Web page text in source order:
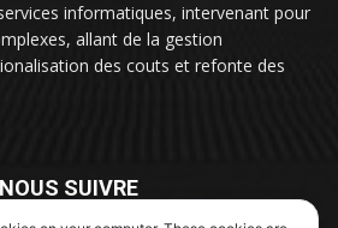
informatiques, intervenant pour
allant de la gestion
des couts et refonte des
NOUS SUIVRE